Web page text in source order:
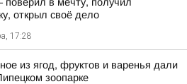
открыл своё дело
17:28
из ягод, фруктов и варенья дали
зоопарке